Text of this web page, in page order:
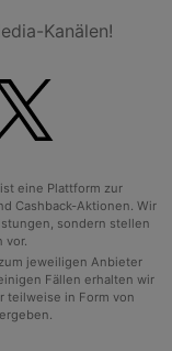
Kanälen!
eine Plattform zur
Cashback-Aktionen. Wir
sondern stellen
vor.
jeweiligen Anbieter
Fällen erhalten wir
teilweise in Form von